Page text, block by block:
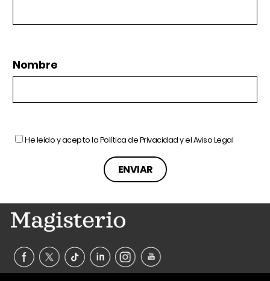
Nombre
He leído y acepto laPolítica de Privacidady elAviso Legal